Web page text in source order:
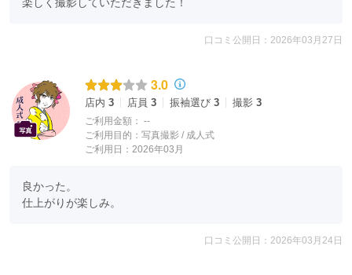
楽しく撮影していただきました！
口コミ公開日：2026年03月27日
3.0
店内 3 店員 3 振袖選び 3 撮影 3
ご利用金額： --
ご利用目的： 写真撮影 / 成人式
ご利用日：2026年03月
良かった。
仕上がりが楽しみ。
口コミ公開日：2026年03月24日